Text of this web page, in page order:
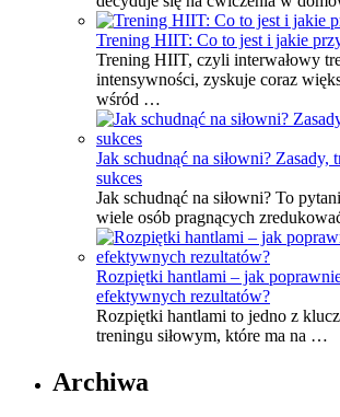
Trening HIIT: Co to jest i jakie
Trening HIIT, czyli interwałowy
intensywności, zyskuje coraz
wśród …
Jak schudnąć na siłowni? Zasady,
sukces
Jak schudnąć na siłowni? To
wiele osób pragnących
Rozpiętki hantlami – jak
efektywnych rezultatów?
Rozpiętki hantlami to jedno z
treningu siłowym, które ma na …
Archiwa